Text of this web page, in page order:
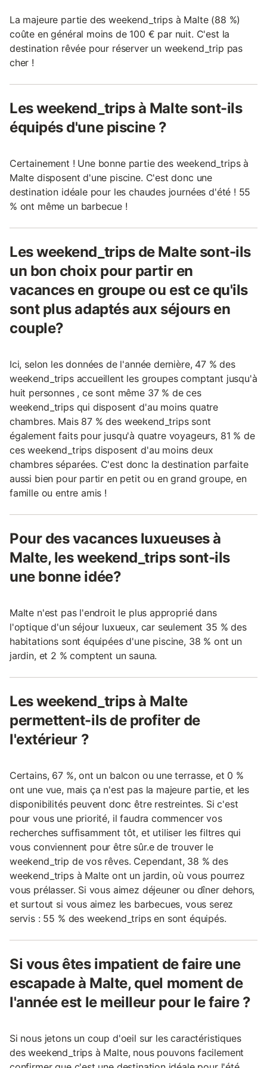
La majeure partie des weekend_trips à Malte (88 %)
coûte en général moins de 100 € par nuit. C'est la
destination rêvée pour réserver un weekend_trip pas
cher !
Les weekend_trips à Malte sont-ils
équipés d'une piscine ?
Certainement ! Une bonne partie des weekend_trips à
Malte disposent d'une piscine. C'est donc une
destination idéale pour les chaudes journées d'été ! 55
% ont même un barbecue !
Les weekend_trips de Malte sont-ils
un bon choix pour partir en
vacances en groupe ou est ce qu'ils
sont plus adaptés aux séjours en
couple?
Ici, selon les données de l'année dernière, 47 % des
weekend_trips accueillent les groupes comptant jusqu'à
huit personnes , ce sont même 37 % de ces
weekend_trips qui disposent d'au moins quatre
chambres. Mais 87 % des weekend_trips sont
également faits pour jusqu'à quatre voyageurs, 81 % de
ces weekend_trips disposent d'au moins deux
chambres séparées. C'est donc la destination parfaite
aussi bien pour partir en petit ou en grand groupe, en
famille ou entre amis !
Pour des vacances luxueuses à
Malte, les weekend_trips sont-ils
une bonne idée?
Malte n'est pas l'endroit le plus approprié dans
l'optique d'un séjour luxueux, car seulement 35 % des
habitations sont équipées d'une piscine, 38 % ont un
jardin, et 2 % comptent un sauna.
Les weekend_trips à Malte
permettent-ils de profiter de
l'extérieur ?
Certains, 67 %, ont un balcon ou une terrasse, et 0 %
ont une vue, mais ça n'est pas la majeure partie, et les
disponibilités peuvent donc être restreintes. Si c'est
pour vous une priorité, il faudra commencer vos
recherches suffisamment tôt, et utiliser les filtres qui
vous conviennent pour être sûr.e de trouver le
weekend_trip de vos rêves. Cependant, 38 % des
weekend_trips à Malte ont un jardin, où vous pourrez
vous prélasser. Si vous aimez déjeuner ou dîner dehors,
et surtout si vous aimez les barbecues, vous serez
servis : 55 % des weekend_trips en sont équipés.
Si vous êtes impatient de faire une
escapade à Malte, quel moment de
l'année est le meilleur pour le faire ?
Si nous jetons un coup d'oeil sur les caractéristiques
des weekend_trips à Malte, nous pouvons facilement